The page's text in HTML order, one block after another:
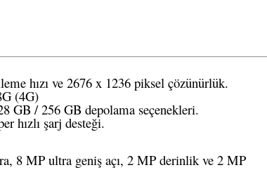
hızı ve 2676 x 1236 piksel çözünürlük.
(4G)
GB / 256 GB depolama seçenekleri.
hızlı şarj desteği.
8 MP ultra geniş açı, 2 MP derinlik ve 2 MP